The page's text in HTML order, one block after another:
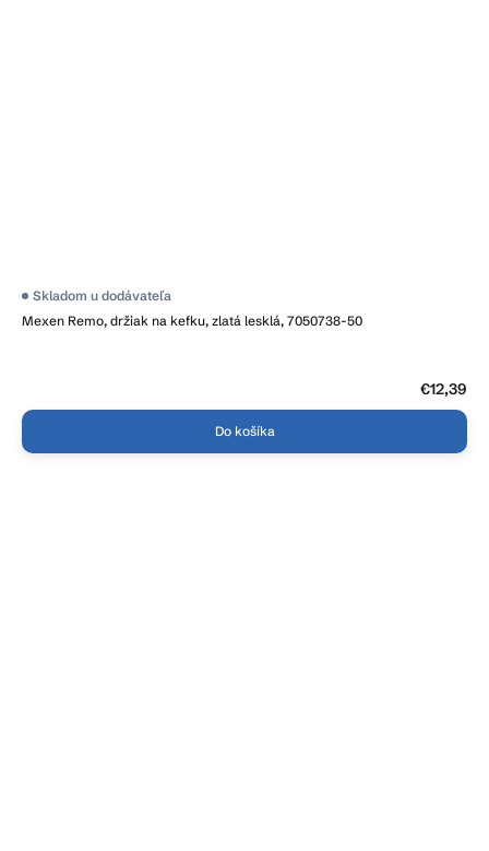
Mexen Remo, držiak na kefku, zlatá lesklá, 7050738-50
Skladom u dodávateľa
€12,39
Do košíka